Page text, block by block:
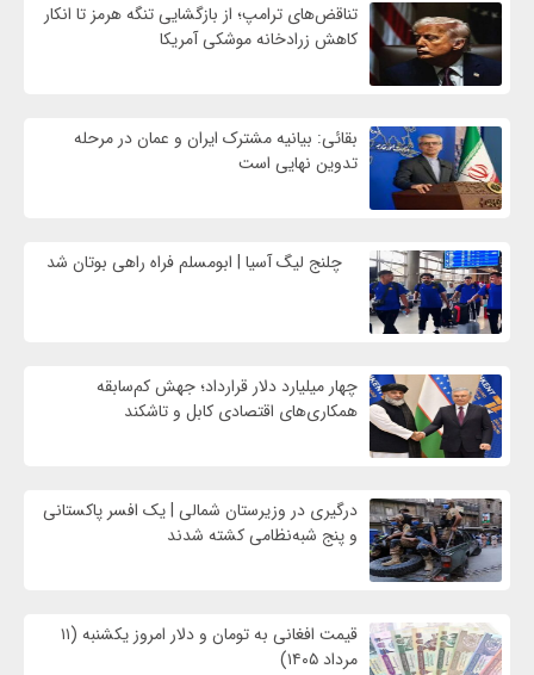
تناقض‌های ترامپ؛ از بازگشایی تنگه هرمز تا انکار
کاهش زرادخانه موشکی آمریکا
بقائی: بیانیه مشترک ایران و عمان در مرحله
تدوین نهایی است
چلنج لیگ آسیا | ابومسلم فراه راهی بوتان شد
چهار میلیارد دلار قرارداد؛ جهش کم‌سابقه
همکاری‌های اقتصادی کابل و تاشکند
درگیری در وزیرستان شمالی | یک افسر پاکستانی
و پنج شبه‌نظامی کشته شدند
قیمت افغانی به تومان و دلار امروز یکشنبه (۱۱
مرداد ۱۴۰۵)